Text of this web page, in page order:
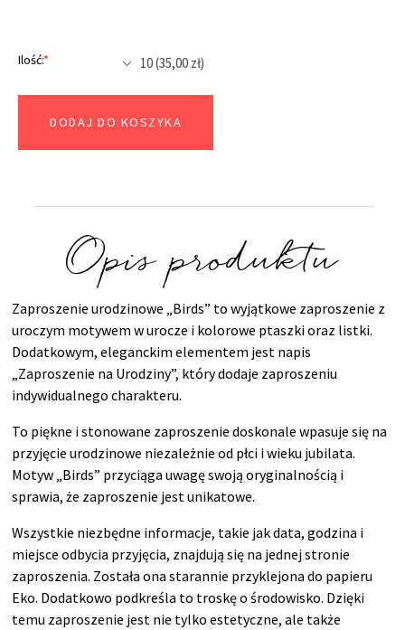
Ilość:*
DODAJ DO KOSZYKA
Opis produktu
Zaproszenie urodzinowe „Birds” to wyjątkowe zaproszenie z
uroczym motywem w urocze i kolorowe ptaszki oraz listki.
Dodatkowym, eleganckim elementem jest napis
„Zaproszenie na Urodziny”, który dodaje zaproszeniu
indywidualnego charakteru.
To piękne i stonowane zaproszenie doskonale wpasuje się na
przyjęcie urodzinowe niezależnie od płci i wieku jubilata.
Motyw „Birds” przyciąga uwagę swoją oryginalnością i
sprawia, że zaproszenie jest unikatowe.
Wszystkie niezbędne informacje, takie jak data, godzina i
miejsce odbycia przyjęcia, znajdują się na jednej stronie
zaproszenia. Została ona starannie przyklejona do papieru
Eko. Dodatkowo podkreśla to troskę o środowisko. Dzięki
temu zaproszenie jest nie tylko estetyczne, ale także